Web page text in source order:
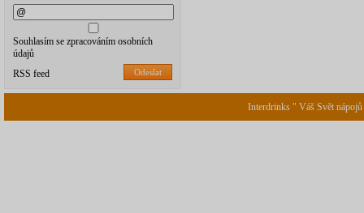
Souhlasím se zpracováním osobních
údajů
Odeslat
RSS feed
Interdrinks " Váš Svět